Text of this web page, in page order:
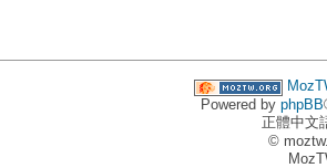
Powered by phpBB
正體中文
©